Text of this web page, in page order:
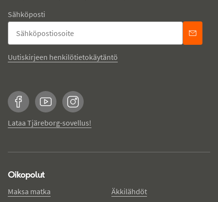
Sähköposti
Uutiskirjeen henkilötietokäytäntö
FacebookYouTubeInstagram
Lataa Tjäreborg-sovellus!
Oikopolut
Maksa matka
Äkkilähdöt